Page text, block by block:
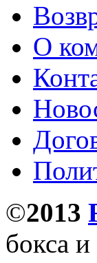
О
©2013
бокса